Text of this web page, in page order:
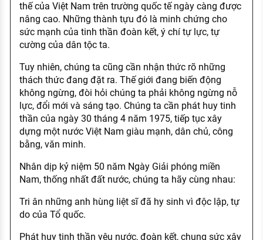
thế của Việt Nam trên trường quốc tế ngày càng được
nâng cao. Những thành tựu đó là minh chứng cho
sức mạnh của tinh thần đoàn kết, ý chí tự lực, tự
cường của dân tộc ta.
Tuy nhiên, chúng ta cũng cần nhận thức rõ những
thách thức đang đặt ra. Thế giới đang biến động
không ngừng, đòi hỏi chúng ta phải không ngừng nỗ
lực, đổi mới và sáng tạo. Chúng ta cần phát huy tinh
thần của ngày 30 tháng 4 năm 1975, tiếp tục xây
dựng một nước Việt Nam giàu mạnh, dân chủ, công
bằng, văn minh.
Nhân dịp kỷ niệm 50 năm Ngày Giải phóng miền
Nam, thống nhất đất nước, chúng ta hãy cùng nhau:
Tri ân những anh hùng liệt sĩ đã hy sinh vì độc lập, tự
do của Tổ quốc.
Phát huy tinh thần yêu nước, đoàn kết, chung sức xây